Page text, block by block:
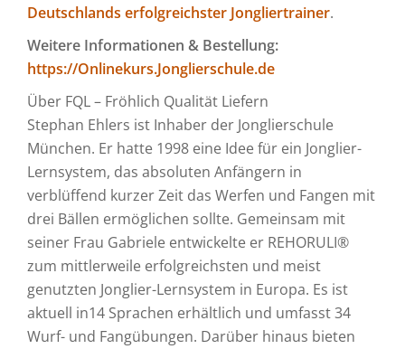
Deutschlands erfolgreichster Jongliertrainer.
Weitere Informationen & Bestellung:
https://Onlinekurs.Jonglierschule.de
Über FQL – Fröhlich Qualität Liefern
Stephan Ehlers ist Inhaber der Jonglierschule
München. Er hatte 1998 eine Idee für ein Jonglier-
Lernsystem, das absoluten Anfängern in
verblüffend kurzer Zeit das Werfen und Fangen mit
drei Bällen ermöglichen sollte. Gemeinsam mit
seiner Frau Gabriele entwickelte er REHORULI®
zum mittlerweile erfolgreichsten und meist
genutzten Jonglier-Lernsystem in Europa. Es ist
aktuell in14 Sprachen erhältlich und umfasst 34
Wurf- und Fangübungen. Darüber hinaus bieten